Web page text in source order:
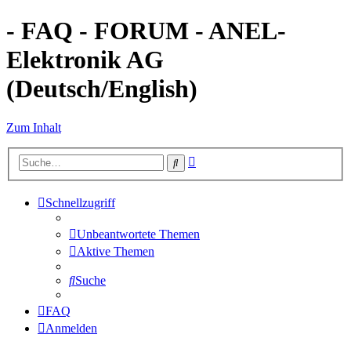
- FAQ - FORUM - ANEL-
Elektronik AG
(Deutsch/English)
Zum Inhalt
Suche
Schnellzugriff
Unbeantwortete Themen
Aktive Themen
Suche
FAQ
Anmelden